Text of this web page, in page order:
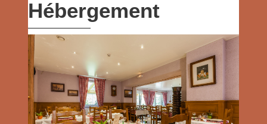
Hébergement